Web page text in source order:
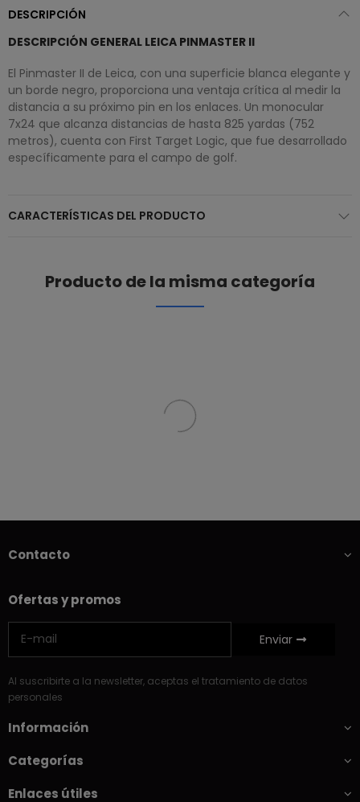
DESCRIPCIÓN
DESCRIPCIÓN GENERAL LEICA PINMASTER II
El Pinmaster II de Leica, con una superficie blanca elegante y
un borde negro, proporciona una ventaja crítica al medir la
distancia a su próximo pin en los enlaces. Un monocular
7x24 que alcanza distancias de hasta 825 yardas (752
metros), cuenta con First Target Logic, que fue desarrollado
específicamente para el campo de golf.
CARACTERÍSTICAS DEL PRODUCTO
Producto de la misma categoría
Contacto
Ofertas y promos
Enviar
Al suscribirte a la newsletter, aceptas el tratamiento de datos
personales
Información
Categorías
Enlaces útiles